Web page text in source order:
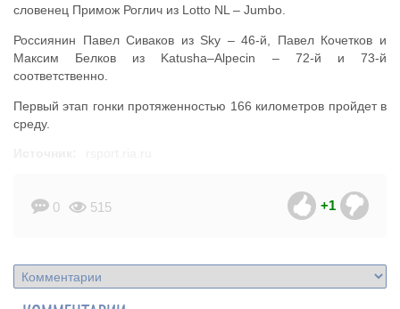
словенец Примож Роглич из Lotto NL – Jumbo.
Россиянин Павел Сиваков из Sky – 46-й, Павел Кочетков и
Максим Белков из Katusha–Alpecin – 72-й и 73-й
соответственно.
Первый этап гонки протяженностью 166 километров пройдет в
среду.
0 515 +1